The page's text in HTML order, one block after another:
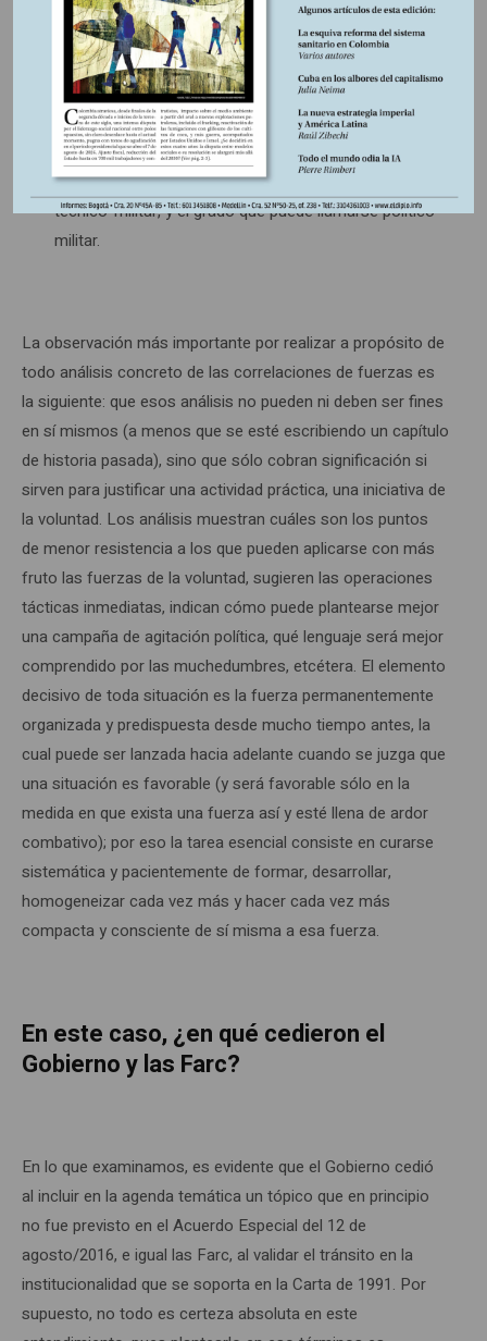
fuerzas militares, que es el inmediatamente decisivo
en cada caso. (El desarrollo histórico oscila
constantemente entre el primer y el tercer momento,
con la mediación del segundo). Pero tampoco éste es
indistinto ni identificable inmediatamente de una forma
esquemática, sino que también en él pueden
distinguirse dos grados: el militar en sentido estricto, o
técnico-militar, y el grado que puede llamarse político-
militar.
La observación más importante por realizar a propósito de
todo análisis concreto de las correlaciones de fuerzas es
la siguiente: que esos análisis no pueden ni deben ser fines
en sí mismos (a menos que se esté escribiendo un capítulo
de historia pasada), sino que sólo cobran significación si
sirven para justificar una actividad práctica, una iniciativa de
la voluntad. Los análisis muestran cuáles son los puntos
de menor resistencia a los que pueden aplicarse con más
fruto las fuerzas de la voluntad, sugieren las operaciones
tácticas inmediatas, indican cómo puede plantearse mejor
una campaña de agitación política, qué lenguaje será mejor
comprendido por las muchedumbres, etcétera. El elemento
decisivo de toda situación es la fuerza permanentemente
organizada y predispuesta desde mucho tiempo antes, la
cual puede ser lanzada hacia adelante cuando se juzga que
una situación es favorable (y será favorable sólo en la
medida en que exista una fuerza así y esté llena de ardor
combativo); por eso la tarea esencial consiste en curarse
sistemática y pacientemente de formar, desarrollar,
homogeneizar cada vez más y hacer cada vez más
compacta y consciente de sí misma a esa fuerza.
En este caso, ¿en qué cedieron el
Gobierno y las Farc?
En lo que examinamos, es evidente que el Gobierno cedió
al incluir en la agenda temática un tópico que en principio
no fue previsto en el Acuerdo Especial del 12 de
agosto/2016, e igual las Farc, al validar el tránsito en la
institucionalidad que se soporta en la Carta de 1991. Por
supuesto, no todo es certeza absoluta en este